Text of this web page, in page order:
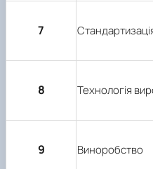
7
8 Технологія
9 Виноробство